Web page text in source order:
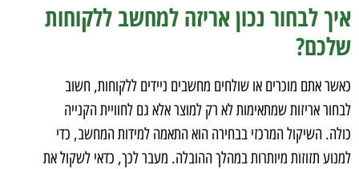
איך לבחור נכון אריזה למחשב ללקוחות
שלכם?
כאשר אתם מוכרים או שולחים מחשבים ניידים ללקוחות, חשוב
לבחור אריזות שמתאימות לא רק למוצר אלא גם לחוויית הקנייה
כולה. השיקול המרכזי בבחירה הוא התאמה למידות המחשב, כדי
למנוע תזוזות מיותרות במהלך ההובלה. מעבר לכך, כדאי לשקול את